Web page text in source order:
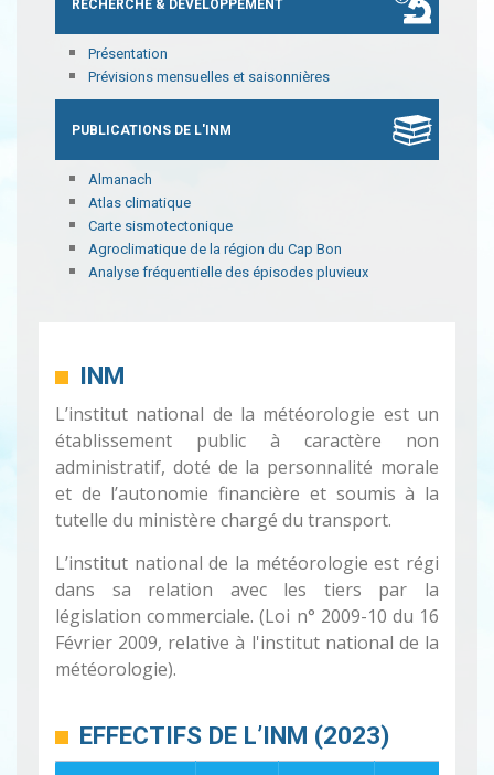
RECHERCHE & DÉVELOPPEMENT
Présentation
Prévisions mensuelles et saisonnières
PUBLICATIONS DE L'INM
Almanach
Atlas climatique
Carte sismotectonique
Agroclimatique de la région du Cap Bon
Analyse fréquentielle des épisodes pluvieux
INM
L’institut national de la météorologie est un
établissement public à caractère non
administratif, doté de la personnalité morale
et de l’autonomie financière et soumis à la
tutelle du ministère chargé du transport.
L’institut national de la météorologie est régi
dans sa relation avec les tiers par la
législation commerciale. (Loi n° 2009-10 du 16
Février 2009, relative à l'institut national de la
météorologie).
EFFECTIFS DE L’INM (2023)